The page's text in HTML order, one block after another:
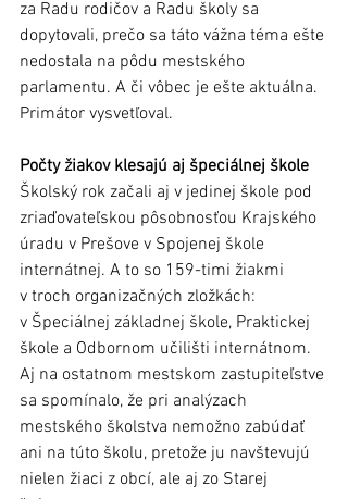
za Radu rodičov a Radu školy sa
dopytovali, prečo sa táto vážna téma ešte
nedostala na pôdu mestského
parlamentu. A či vôbec je ešte aktuálna.
Primátor vysvetľoval.
Počty žiakov klesajú aj špeciálnej škole
Školský rok začali aj v jedinej škole pod
zriaďovateľskou pôsobnosťou Krajského
úradu v Prešove v Spojenej škole
internátnej. A to so 159-timi žiakmi
v troch organizačných zložkách:
v Špeciálnej základnej škole, Praktickej
škole a Odbornom učilišti internátnom.
Aj na ostatnom mestskom zastupiteľstve
sa spomínalo, že pri analýzach
mestského školstva nemožno zabúdať
ani na túto školu, pretože ju navštevujú
nielen žiaci z obcí, ale aj zo Starej